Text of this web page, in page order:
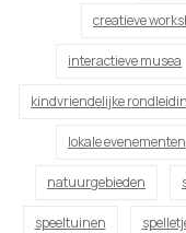
creatieve
interactieve musea
kindvriendelijke
lokale evenementen
natuurgebieden
speeltuinen